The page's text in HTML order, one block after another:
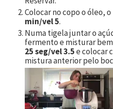
Colocar no copo o óleo,
min/vel 5.
Numa tigela juntar o
fermento e misturar
25 seg/vel 3.5e colocar
mistura anterior pelo